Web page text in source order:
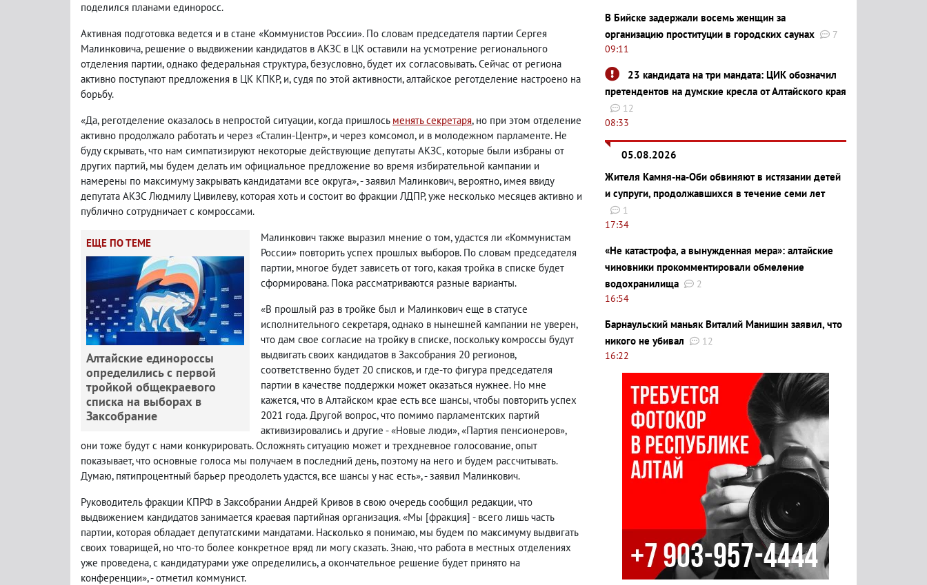
поделился планами единоросс.
Активная подготовка ведется и в стане «Коммунистов России». По словам председателя партии Сергея
Малинковича, решение о выдвижении кандидатов в АКЗС в ЦК оставили на усмотрение регионального
отделения партии, однако федеральная структура, безусловно, будет их согласовывать. Сейчас от региона
активно поступают предложения в ЦК КПКР, и, судя по этой активности, алтайское реготделение настроено на
борьбу.
«Да, реготделение оказалось в непростой ситуации, когда пришлось менять секретаря, но при этом отделение
активно продолжало работать и через «Сталин-Центр», и через комсомол, и в молодежном парламенте. Не
буду скрывать, что нам симпатизируют некоторые действующие депутаты АКЗС, которые были избраны от
других партий, мы будем делать им официальное предложение во время избирательной кампании и
намерены по максимуму закрывать кандидатами все округа», - заявил Малинкович, вероятно, имея ввиду
депутата АКЗС Людмилу Цивилеву, которая хоть и состоит во фракции ЛДПР, уже несколько месяцев активно и
публично сотрудничает с комроссами.
ЕЩЕ ПО ТЕМЕ
Алтайские единороссы
определились с первой
тройкой общекраевого
списка на выборах в
Заксобрание
Малинкович также выразил мнение о том, удастся ли «Коммунистам
России» повторить успех прошлых выборов. По словам председателя
партии, многое будет зависеть от того, какая тройка в списке будет
сформирована. Пока рассматриваются разные варианты.
«В прошлый раз в тройке был и Малинкович еще в статусе
исполнительного секретаря, однако в нынешней кампании не уверен,
что дам свое согласие на тройку в списке, поскольку комроссы будут
выдвигать своих кандидатов в Заксобрания 20 регионов,
соответственно будет 20 списков, и где-то фигура председателя
партии в качестве поддержки может оказаться нужнее. Но мне
кажется, что в Алтайском крае есть все шансы, чтобы повторить успех
2021 года. Другой вопрос, что помимо парламентских партий
активизировались и другие - «Новые люди», «Партия пенсионеров»,
они тоже будут с нами конкурировать. Осложнять ситуацию может и трехдневное голосование, опыт
показывает, что основные голоса мы получаем в последний день, поэтому на него и будем рассчитывать.
Думаю, пятипроцентный барьер преодолеть удастся, все шансы у нас есть», - заявил Малинкович.
Руководитель фракции КПРФ в Заксобрании Андрей Кривов в свою очередь сообщил редакции, что
выдвижением кандидатов занимается краевая партийная организация. «Мы [фракция] - всего лишь часть
партии, которая обладает депутатскими мандатами. Насколько я понимаю, мы будем по максимуму выдвигать
своих товарищей, но что-то более конкретное вряд ли могу сказать. Знаю, что работа в местных отделениях
уже проведена, с кандидатурами уже определились, а окончательное решение будет принято на
конференции», - отметил коммунист.
В Бийске задержали восемь женщин за
организацию проституции в городских саунах
7
09:11
23 кандидата на три мандата: ЦИК обозначил
претендентов на думские кресла от Алтайского края
12
08:33
05.08.2026
Жителя Камня-на-Оби обвиняют в истязании детей
и супруги, продолжавшихся в течение семи лет
1
17:34
«Не катастрофа, а вынужденная мера»: алтайские
чиновники прокомментировали обмеление
водохранилища
2
16:54
Барнаульский маньяк Виталий Манишин заявил, что
никого не убивал
12
16:22